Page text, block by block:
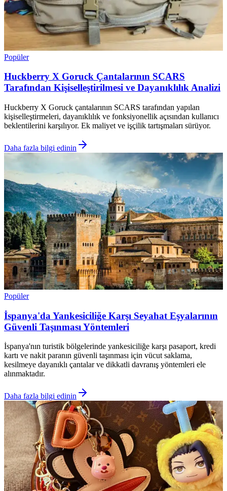
Popüler
Huckberry X Goruck Çantalarının SCARS
Tarafından Kişiselleştirilmesi ve Dayanıklılık Analizi
Huckberry X Goruck çantalarının SCARS tarafından yapılan
kişiselleştirmeleri, dayanıklılık ve fonksiyonellik açısından kullanıcı
beklentilerini karşılıyor. Ek maliyet ve işçilik tartışmaları sürüyor.
Daha fazla bilgi edinin
Popüler
İspanya'da Yankesiciliğe Karşı Seyahat Eşyalarının
Güvenli Taşınması Yöntemleri
İspanya'nın turistik bölgelerinde yankesiciliğe karşı pasaport, kredi
kartı ve nakit paranın güvenli taşınması için vücut saklama,
kesilmeye dayanıklı çantalar ve dikkatli davranış yöntemleri ele
alınmaktadır.
Daha fazla bilgi edinin